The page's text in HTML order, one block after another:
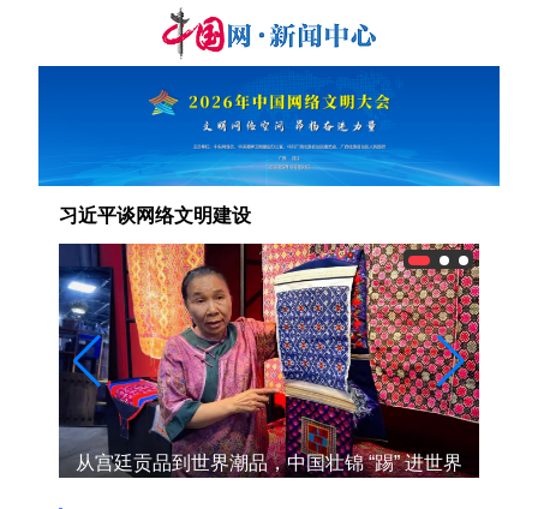
习近平谈网络文明建设
从宫廷贡品到世界潮品，中国壮锦 “踢” 进世界